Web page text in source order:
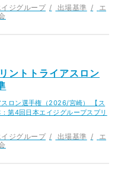
イジグループ 出場基準
エ
ントトライアスロン
ロン選手権（2026/宮崎） 【ス
第4回日本エイジグループスプリ
イジグループ 出場基準
エ